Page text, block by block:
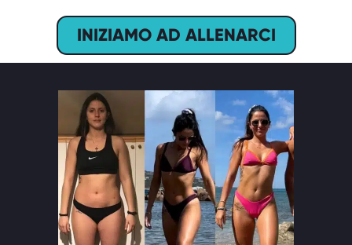
INIZIAMO AD ALLENARCI